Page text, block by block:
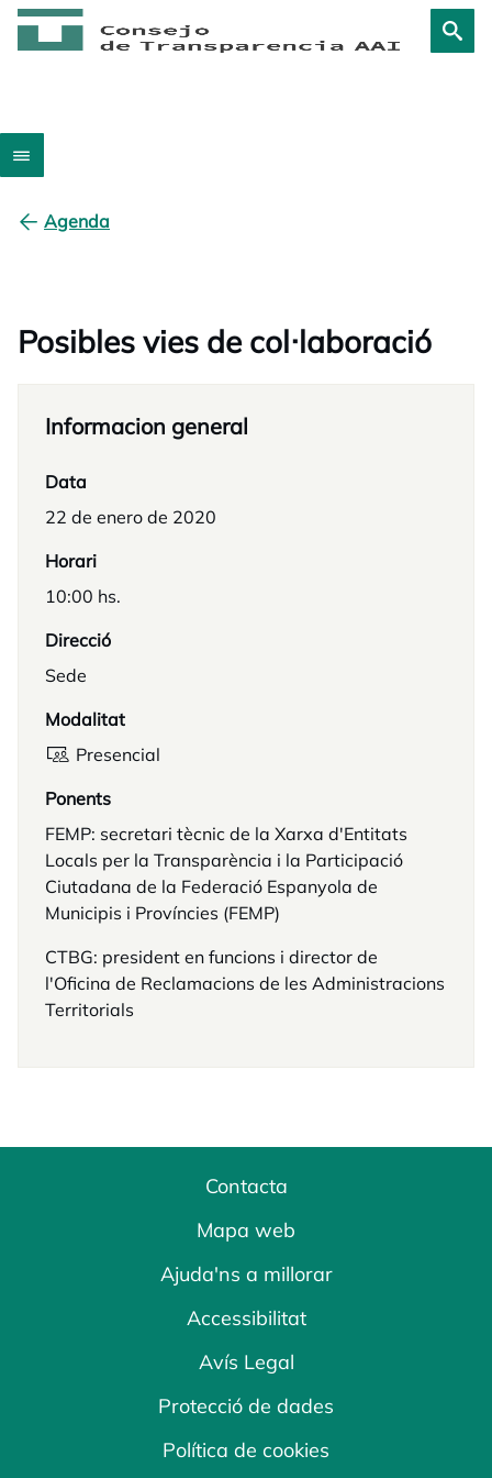
Agenda
Posibles vies de col·laboració
Informacion general
Data
22 de enero de 2020
Horari
10:00 hs.
Direcció
Sede
Modalitat
Presencial
Ponents
FEMP: secretari tècnic de la Xarxa d'Entitats
Locals per la Transparència i la Participació
Ciutadana de la Federació Espanyola de
Municipis i Províncies (FEMP)
CTBG: president en funcions i director de
l'Oficina de Reclamacions de les Administracions
Territorials
Contacta
Mapa web
Ajuda'ns a millorar
Accessibilitat
Avís Legal
Protecció de dades
Política de cookies